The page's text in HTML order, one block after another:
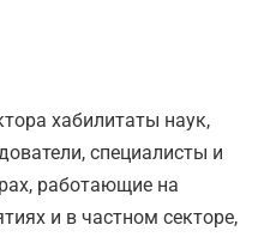
хабилитаты наук,
специалисты и
работающие на
и в частном секторе,